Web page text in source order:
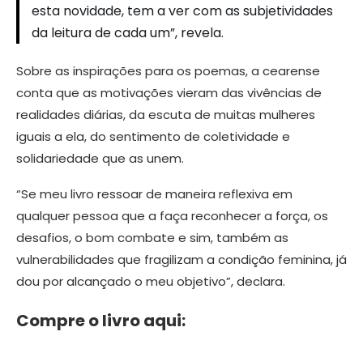
esta novidade, tem a ver com as subjetividades
da leitura de cada um”, revela.
Sobre as inspirações para os poemas, a cearense
conta que as motivações vieram das vivências de
realidades diárias, da escuta de muitas mulheres
iguais a ela, do sentimento de coletividade e
solidariedade que as unem.
“Se meu livro ressoar de maneira reflexiva em
qualquer pessoa que a faça reconhecer a força, os
desafios, o bom combate e sim, também as
vulnerabilidades que fragilizam a condição feminina, já
dou por alcançado o meu objetivo”, declara.
Compre o livro aqui: